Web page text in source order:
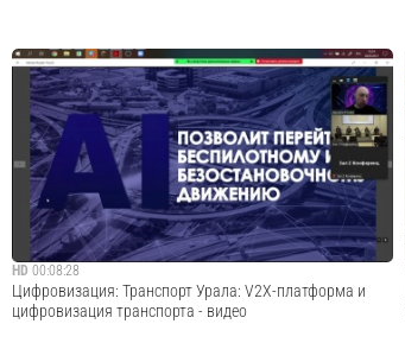
Запись вебинара от 27 октября 2021 на тему "Сокращаем
штрафы и трудозатраты с сервисом «Паркоматика» в
транспортной линейке «1С-Рарус»". Программа вебинара:
Функционал и преимущества сервиса «Паркоматика»: -
Точный учет времени парков...
Cмотреть видео
HD 00:08:28
Цифровизация: Транспорт Урала: V2X-платформа и
цифровизация транспорта - видео